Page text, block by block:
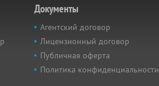
Документы
Агентский договор
Лицензионный договор
Публичная оферта
Политика конфиденциальности